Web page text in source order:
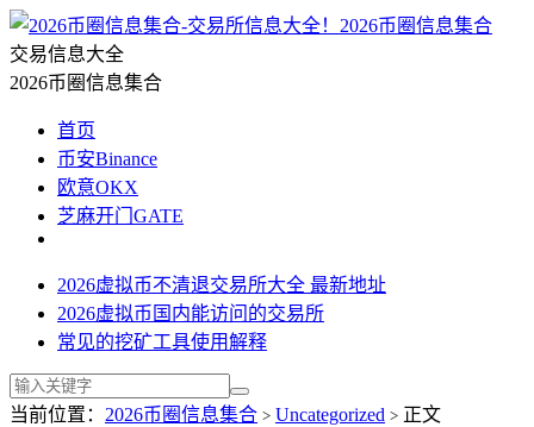
2026币圈信息集合
交易信息大全
2026币圈信息集合
首页
币安Binance
欧意OKX
芝麻开门GATE
2026虚拟币不清退交易所大全 最新地址
2026虚拟币国内能访问的交易所
常见的挖矿工具使用解释
当前位置： 2026币圈信息集合 > Uncategorized > 正文